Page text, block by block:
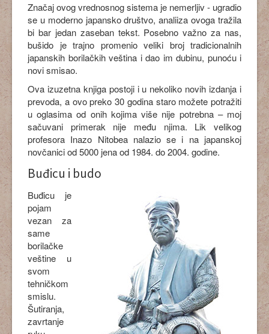
Značaj ovog vrednosnog sistema je nemerljiv - ugradio
se u moderno japansko društvo, analiiza ovoga tražila
bi bar jedan zaseban tekst. Posebno važno za nas,
bušido je trajno promenio veliki broj tradicionalnih
japanskih borilačkih veština i dao im dubinu, punoću i
novi smisao.
Ova izuzetna knjiga postoji i u nekoliko novih izdanja i
prevoda, a ovo preko 30 godina staro možete potražiti
u oglasima od onih kojima više nije potrebna – moj
sačuvani primerak nije među njima. Lik velikog
profesora Inazo Nitobea nalazio se i na japanskoj
novčanici od 5000 jena od 1984. do 2004. godine.
Buđicu i budo
Buđicu je
pojam
vezan za
same
borilačke
veštine u
svom
tehničkom
smislu.
Šutiranja,
zavrtanje